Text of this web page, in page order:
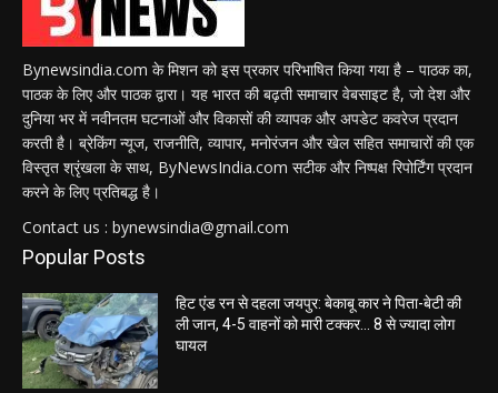
Bynewsindia.com के मिशन को इस प्रकार परिभाषित किया गया है – पाठक का,
पाठक के लिए और पाठक द्वारा। यह भारत की बढ़ती समाचार वेबसाइट है, जो देश और
दुनिया भर में नवीनतम घटनाओं और विकासों की व्यापक और अपडेट कवरेज प्रदान
करती है। ब्रेकिंग न्यूज, राजनीति, व्यापार, मनोरंजन और खेल सहित समाचारों की एक
विस्तृत श्रृंखला के साथ, ByNewsIndia.com सटीक और निष्पक्ष रिपोर्टिंग प्रदान
करने के लिए प्रतिबद्ध है।
Contact us : bynewsindia@gmail.com
Popular Posts
हिट एंड रन से दहला जयपुर: बेकाबू कार ने पिता-बेटी की
ली जान, 4-5 वाहनों को मारी टक्कर… 8 से ज्यादा लोग
घायल